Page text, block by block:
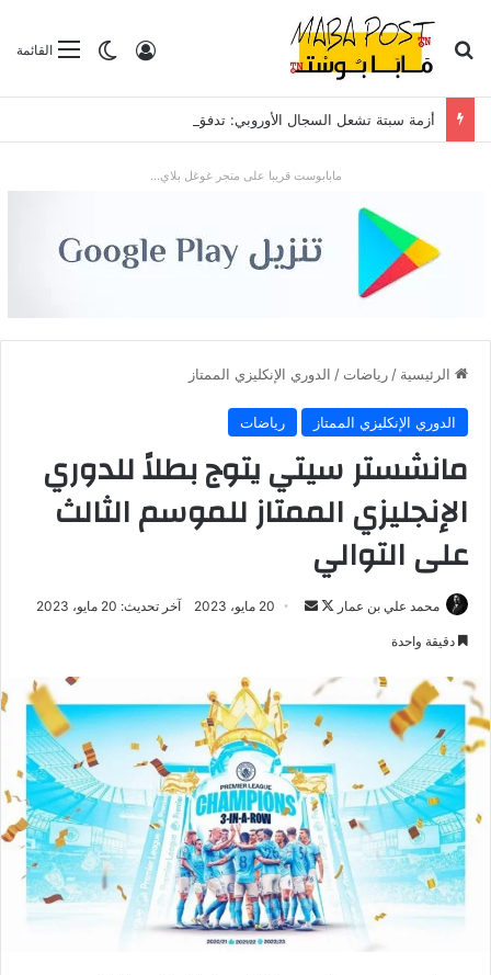
القائمةالوضع
تسجيل الدخول بحث عن
مابابوست قريبا على متجر غوغل بلاي...
الرئيسية / رياضات / الدوري الإنكليزي الممتاز
الدوري الإنكليزي الممتاز رياضات
مانشستر سيتي يتوج بطلاً للدوري
الإنجليزي الممتاز للموسم الثالث
على التوالي
محمد علي بن عمار
تابعأرسل 20 مايو، 2023 آخر تحديث: 20 مايو، 2023
دقيقة واحدة